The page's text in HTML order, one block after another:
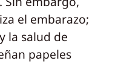
el embarazo;
la salud de
papeles